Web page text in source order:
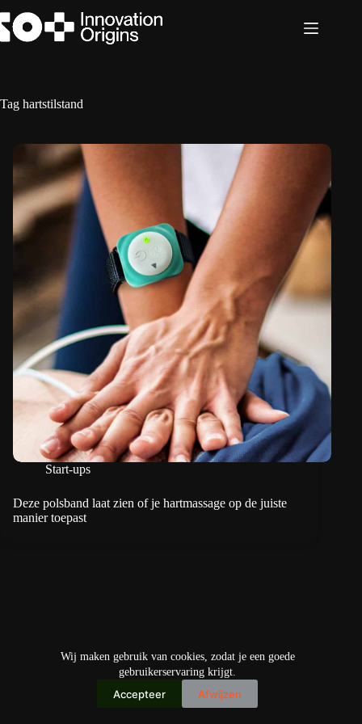
naar
de
Wij maken gebruik van cookies, zodat je een goede
gebruikerservaring krijgt.
Accepteer Afwijzen
Tag hartstilstand
Start-ups
Deze polsband laat zien of je hartmassage op de juiste
manier toepast